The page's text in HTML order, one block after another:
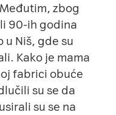
zbog
90-ih godina
u Niš, gde su
Kako je mama
fabrici obuće
su se da
su se na